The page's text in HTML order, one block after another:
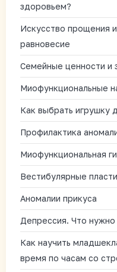
здоровьем?
Искусство прощения
равновесие
Семейные ценности и
Миофункциональные
Как выбрать игрушку
Профилактика
Миофункциональная
Вестибулярные
Аномалии прикуса
Депрессия. Что нужно
Как научить
время по часам со